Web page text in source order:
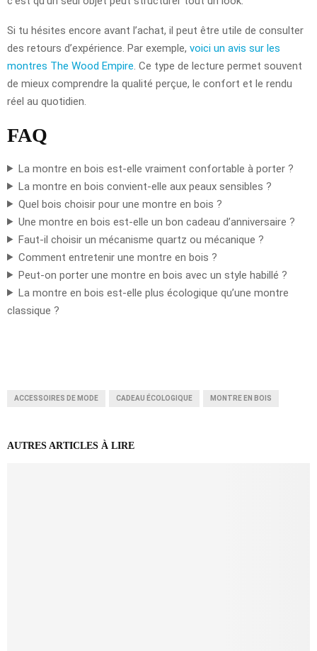
Si tu hésites encore avant l’achat, il peut être utile de consulter
des retours d’expérience. Par exemple, voici un avis sur les
montres The Wood Empire . Ce type de lecture permet souvent
de mieux comprendre la qualité perçue, le confort et le rendu
réel au quotidien.
FAQ
La montre en bois est-elle vraiment confortable à porter ?
La montre en bois convient-elle aux peaux sensibles ?
Quel bois choisir pour une montre en bois ?
Une montre en bois est-elle un bon cadeau d’anniversaire ?
Faut-il choisir un mécanisme quartz ou mécanique ?
Comment entretenir une montre en bois ?
Peut-on porter une montre en bois avec un style habillé ?
La montre en bois est-elle plus écologique qu’une montre
classique ?
ACCESSOIRES DE MODE CADEAU ÉCOLOGIQUE MONTRE EN BOIS
AUTRES ARTICLES À LIRE